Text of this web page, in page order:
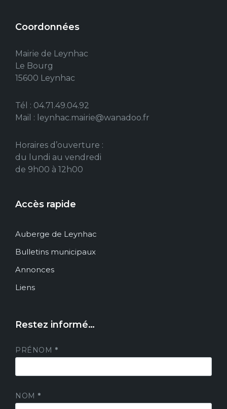
Coordonnées
Mairie de Leynhac
Le Bourg
15600 Leynhac
Tél : 04.71.49.04.92
Mail : leynhac.mairie@wanadoo.fr
Horaires d’ouverture :
du lundi au vendredi
de 9h00 à 12h00
Accès rapide
Auberge de Leynhac
Bulletins municipaux
Annonces
Liens
Restez informé…
PRÉNOM *
NOM *